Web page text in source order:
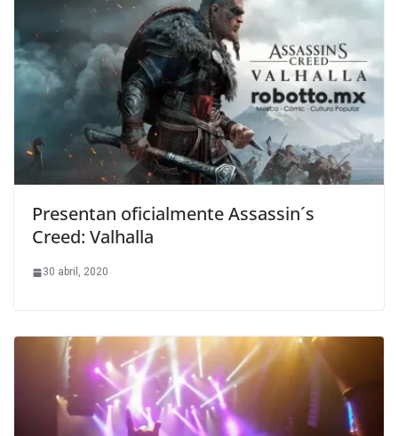
Presentan oficialmente Assassin´s
Creed: Valhalla
30 abril, 2020